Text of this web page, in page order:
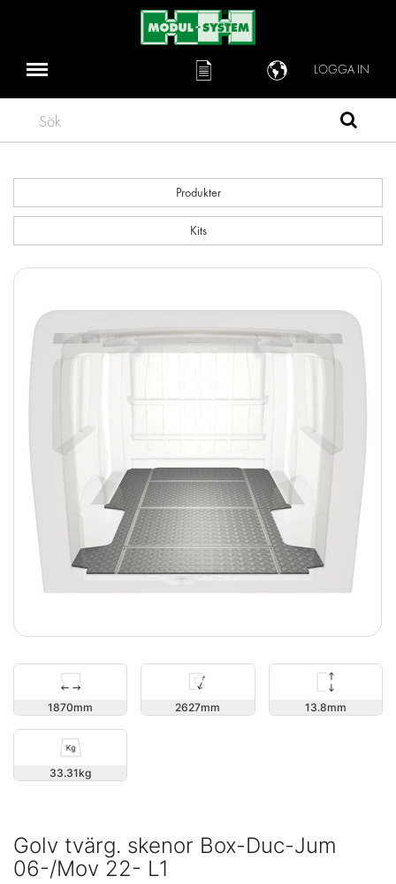
LOGGA IN
Sök
Produkter
Kits
1870 2627 13.8
33.31
Golv tvärg. skenor Box-Duc-Jum
06-/Mov 22- L1